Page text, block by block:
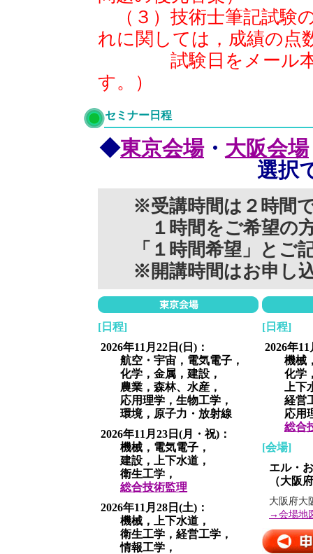
（３）技術士筆記試験
れに関しては，成績の点
試験日をメール本文
す。）
セミナー日程
◆東京会場・ 大阪会場
選択
※受講時間は２時間
１時間をご希望の
「１時間希望」とご
※開講時間はお申し
[日程]
2026年11月22日(日)：
航空・宇宙，電気電子，
化学，金属，建設，
農業，森林、水産，
応用理学，生物工学，
環境，原子力・放射線
2026年11月23日(月・祝)：
機械，電気電子，
建設，上下水道，
衛生工学，
総合技術監理
2026年11月28日(土)：
機械，上下水道，
衛生工学，経営工学，
情報工学，
[日程]
2026年
機械，
化学，
上下水
経営工
応用
総合
[会場]
エル・
（大阪
大阪府大
→会場地